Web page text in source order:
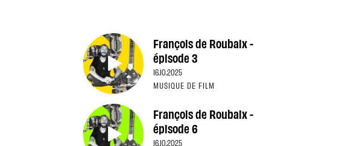
François de Roubaix -
épisode 3
16.10.2025
MUSIQUE DE FILM
François de Roubaix -
épisode 6
16.10.2025